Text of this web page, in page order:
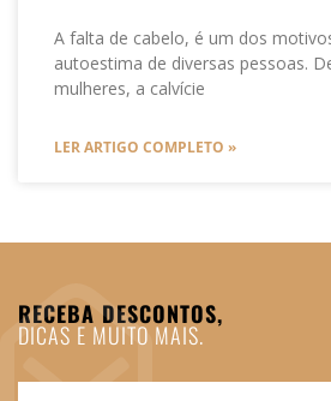
A falta de cabelo, é um dos
autoestima de diversas pessoas.
mulheres, a calvície
LER ARTIGO COMPLETO »
RECEBA DESCONTOS,
DICAS E MUITO MAIS.